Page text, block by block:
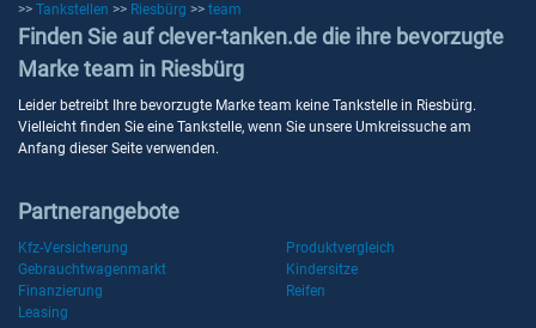
>> Tankstellen >> Riesbürg >> team
Finden Sie auf clever-tanken.de die ihre bevorzugte
Marke team in Riesbürg
Leider betreibt Ihre bevorzugte Marke team keine Tankstelle in Riesbürg.
Vielleicht finden Sie eine Tankstelle, wenn Sie unsere Umkreissuche am
Anfang dieser Seite verwenden.
Partnerangebote
Kfz-Versicherung
Produktvergleich
Gebrauchtwagenmarkt
Kindersitze
Finanzierung
Reifen
Leasing